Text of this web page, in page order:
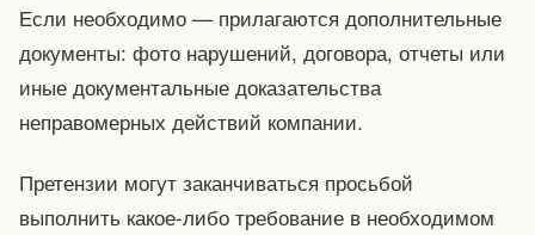
Если необходимо — прилагаются дополнительные
документы: фото нарушений, договора, отчеты или
иные документальные доказательства
неправомерных действий компании.
Претензии могут заканчиваться просьбой
выполнить какое-либо требование в необходимом